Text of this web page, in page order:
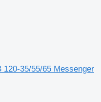
120-35/55/65 Messenger